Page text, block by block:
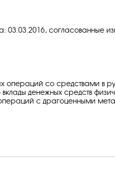
03.03.2016, cогласованные
операций со средствами в
денежных средств
с драгоценными